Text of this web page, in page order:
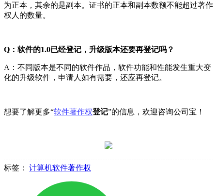
为正本，其余的是副本。证书的正本和副本数额不能超过著作
权人的数量。
Q：软件的1.0已经登记，升级版本还要再登记吗？
A：不同版本是不同的软件作品，软件功能和性能发生重大变
化的升级软件，申请人如有需要，还应再登记。
想要了解更多“软件著作权登记”的信息，欢迎咨询公司宝！
标签： 计算机软件著作权